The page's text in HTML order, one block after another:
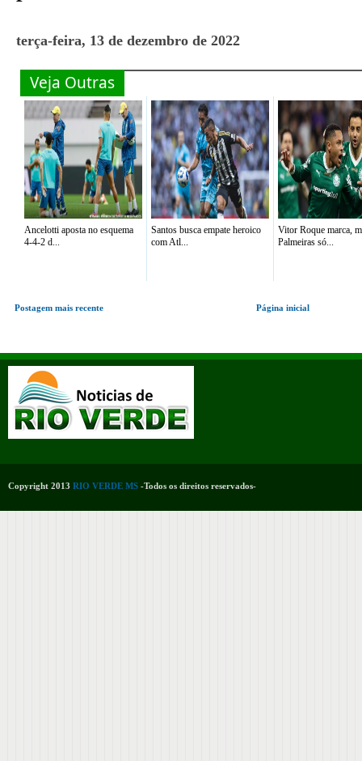
terça-feira, 13 de dezembro de 2022
Veja Outras
Ancelotti aposta no esquema
4-4-2 d...
Santos busca empate heroico
com Atl...
Vitor Roque marca,
Palmeiras só...
Postagem mais recente Página inicial
Copyright 2013 RIO VERDE MS -Todos os direitos reservados-